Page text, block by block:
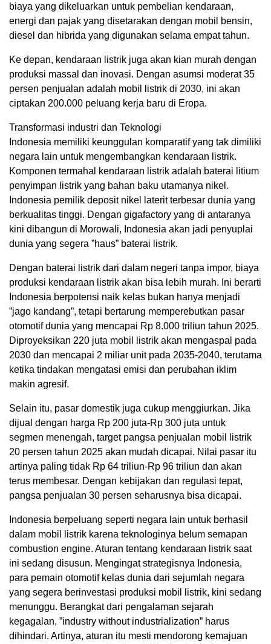
biaya yang dikeluarkan untuk pembelian kendaraan,
energi dan pajak yang disetarakan dengan mobil bensin,
diesel dan hibrida yang digunakan selama empat tahun.
Ke depan, kendaraan listrik juga akan kian murah dengan
produksi massal dan inovasi. Dengan asumsi moderat 35
persen penjualan adalah mobil listrik di 2030, ini akan
ciptakan 200.000 peluang kerja baru di Eropa.
Transformasi industri dan Teknologi
Indonesia memiliki keunggulan komparatif yang tak dimiliki
negara lain untuk mengembangkan kendaraan listrik.
Komponen termahal kendaraan listrik adalah baterai litium
penyimpan listrik yang bahan baku utamanya nikel.
Indonesia pemilik deposit nikel laterit terbesar dunia yang
berkualitas tinggi. Dengan gigafactory yang di antaranya
kini dibangun di Morowali, Indonesia akan jadi penyuplai
dunia yang segera ”haus” baterai listrik.
Dengan baterai listrik dari dalam negeri tanpa impor, biaya
produksi kendaraan listrik akan bisa lebih murah. Ini berarti
Indonesia berpotensi naik kelas bukan hanya menjadi
”jago kandang”, tetapi bertarung memperebutkan pasar
otomotif dunia yang mencapai Rp 8.000 triliun tahun 2025.
Diproyeksikan 220 juta mobil listrik akan mengaspal pada
2030 dan mencapai 2 miliar unit pada 2035-2040, terutama
ketika tindakan mengatasi emisi dan perubahan iklim
makin agresif.
Selain itu, pasar domestik juga cukup menggiurkan. Jika
dijual dengan harga Rp 200 juta-Rp 300 juta untuk
segmen menengah, target pangsa penjualan mobil listrik
20 persen tahun 2025 akan mudah dicapai. Nilai pasar itu
artinya paling tidak Rp 64 triliun-Rp 96 triliun dan akan
terus membesar. Dengan kebijakan dan regulasi tepat,
pangsa penjualan 30 persen seharusnya bisa dicapai.
Indonesia berpeluang seperti negara lain untuk berhasil
dalam mobil listrik karena teknologinya belum semapan
combustion engine. Aturan tentang kendaraan listrik saat
ini sedang disusun. Mengingat strategisnya Indonesia,
para pemain otomotif kelas dunia dari sejumlah negara
yang segera berinvestasi produksi mobil listrik, kini sedang
menunggu. Berangkat dari pengalaman sejarah
kegagalan, ”industry without industrialization” harus
dihindari. Artinya, aturan itu mesti mendorong kemajuan